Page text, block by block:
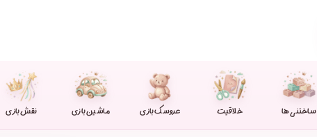
ساختنی ها خلاقیت عروسک بازی ماشین بازی نقش بازی